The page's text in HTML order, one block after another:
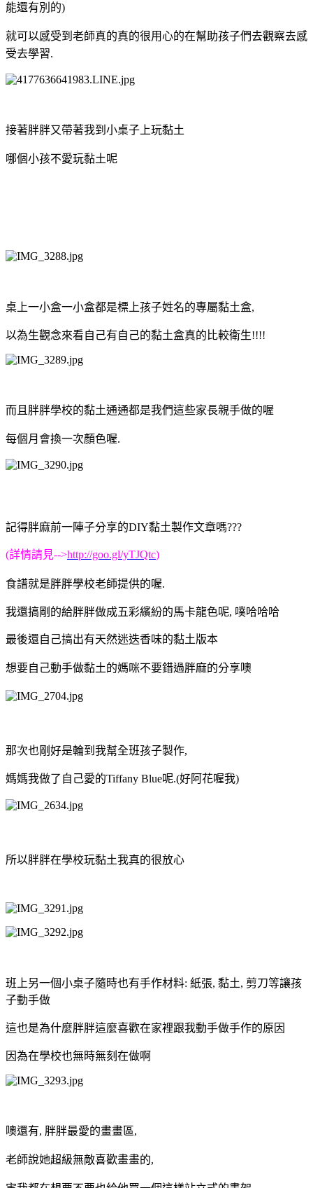
能還有別的)
就可以感受到老師真的真的很用心的在幫助孩子們去觀察去感
受去學習.
接著胖胖又帶著我到小桌子上玩黏土
哪個小孩不愛玩黏土呢
桌上一小盒一小盒都是標上孩子姓名的專屬黏土盒,
以為生觀念來看自己有自己的黏土盒真的比較衛生!!!!
而且胖胖學校的黏土通通都是我們這些家長親手做的喔
每個月會換一次顏色喔.
記得胖麻前一陣子分享的DIY黏土製作文章嗎???
(詳情請見-->http://goo.gl/yTJQtc)
食譜就是胖胖學校老師提供的喔.
我還搞剛的給胖胖做成五彩繽紛的馬卡龍色呢, 噗哈哈哈
最後還自己搞出有天然迷迭香味的黏土版本
想要自己動手做黏土的媽咪不要錯過胖麻的分享噢
那次也剛好是輪到我幫全班孩子製作,
媽媽我做了自己愛的Tiffany Blue呢.(好阿花喔我)
所以胖胖在學校玩黏土我真的很放心
班上另一個小桌子隨時也有手作材料: 紙張, 黏土, 剪刀等讓孩
子動手做
這也是為什麼胖胖這麼喜歡在家裡跟我動手做手作的原因
因為在學校也無時無刻在做啊
噢還有, 胖胖最愛的畫畫區,
老師說她超級無敵喜歡畫畫的,